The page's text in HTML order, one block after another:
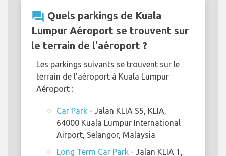
question_answer Quels parkings de Kuala
Lumpur Aéroport se trouvent sur
le terrain de l'aéroport ?
Les parkings suivants se trouvent sur le
terrain de l'aéroport à Kuala Lumpur
Aéroport :
Car Park - Jalan KLIA S5, KLIA,
64000 Kuala Lumpur International
Airport, Selangor, Malaysia
Long Term Car Park - Jalan KLIA 1,